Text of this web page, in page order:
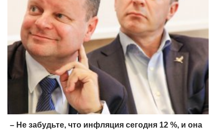
– Не забудьте, что инфляция сегодня 12 %, и она